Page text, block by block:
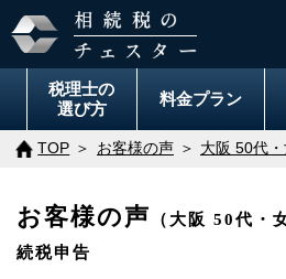
税理士の
選び方
料金プラン
TOP お客様の声 大阪 50代・
お客様の声
（大阪 50代・
続税申告